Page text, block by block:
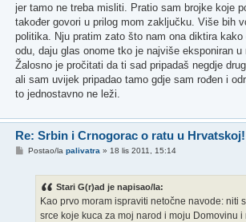
jer tamo ne treba misliti. Pratio sam brojke koje
također govori u prilog mom zaključku. Više bih
politika. Nju pratim zato što nam ona diktira
odu, daju glas onome tko je najviše eksponiran
Žalosno je pročitati da ti sad pripadaš negdje
ali sam uvijek pripadao tamo gdje sam rođen i
to jednostavno ne leži.
Re: Srbin i Crnogorac o ratu u Hrvatskoj!
PPostao/lapalivatra »18 lis 2011, 15:14
Stari G(r)ad je napisao/la:
Kao prvo moram ispraviti netočne navode: niti
srce koje kuca za moj narod i moju Domovinu